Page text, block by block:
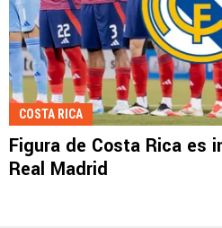
COSTA RICA
Figura de Costa Rica es
Real Madrid